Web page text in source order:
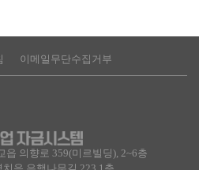
이메일무단수집거부
의향로 359(미르빌딩), 2~6층